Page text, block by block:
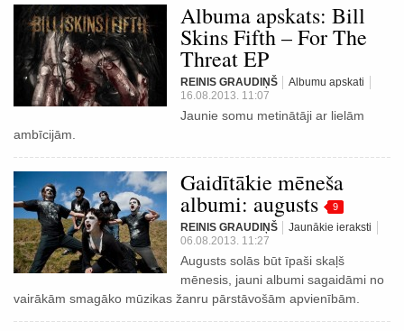
Albuma apskats: Bill
Skins Fifth – For The
Threat EP
REINIS GRAUDIŅŠ
Albumu apskati
16.08.2013. 11:07
Jaunie somu metinātāji ar lielām
ambīcijām.
Gaidītākie mēneša
albumi: augusts 9
REINIS GRAUDIŅŠ
Jaunākie ieraksti
06.08.2013. 11:27
Augusts solās būt īpaši skaļš
mēnesis, jauni albumi sagaidāmi no
vairākām smagāko mūzikas žanru pārstāvošām apvienībām.